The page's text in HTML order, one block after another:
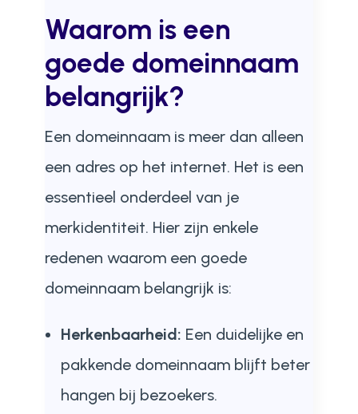
Waarom is een
goede domeinnaam
belangrijk?
Een domeinnaam is meer dan alleen
een adres op het internet. Het is een
essentieel onderdeel van je
merkidentiteit. Hier zijn enkele
redenen waarom een goede
domeinnaam belangrijk is:
Herkenbaarheid: Een duidelijke en
pakkende domeinnaam blijft beter
hangen bij bezoekers.